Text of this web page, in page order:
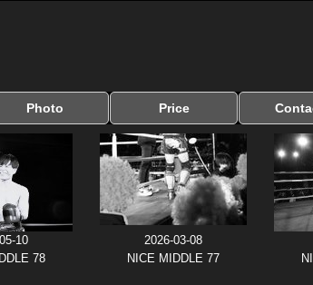
Photo Price
料金
お支払い方法 お問い合
よくある
リンク集
10
78
2026-03-08
NICE MIDDLE 77